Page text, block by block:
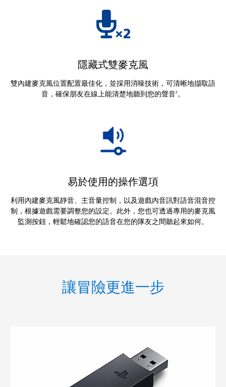
隱藏式雙麥克風
雙內建麥克風位置配置最佳化，並採用消噪技術，可清晰地擷取語
音，確保朋友在線上能清楚地聽到您的聲音2 。
易於使用的操作選項
利用內建麥克風靜音、主音量控制，以及遊戲內音訊對語音混音控
制，根據遊戲需要調整您的設定。此外，您也可透過專用的麥克風
監測按鈕，輕鬆地確認您的語音在您的隊友之間聽起來如何。
讓冒險更進一步